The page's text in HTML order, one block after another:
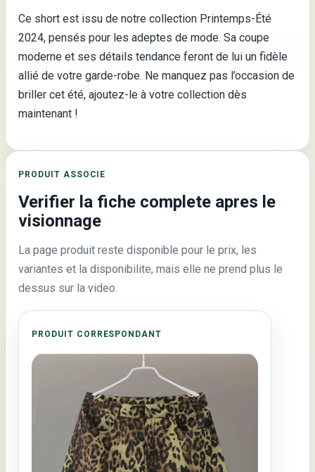
Ce short est issu de notre collection Printemps-Été
2024, pensés pour les adeptes de mode. Sa coupe
moderne et ses détails tendance feront de lui un fidèle
allié de votre garde-robe. Ne manquez pas l’occasion de
briller cet été, ajoutez-le à votre collection dès
maintenant !
PRODUIT ASSOCIE
Verifier la fiche complete apres le
visionnage
La page produit reste disponible pour le prix, les
variantes et la disponibilite, mais elle ne prend plus le
dessus sur la video.
PRODUIT CORRESPONDANT